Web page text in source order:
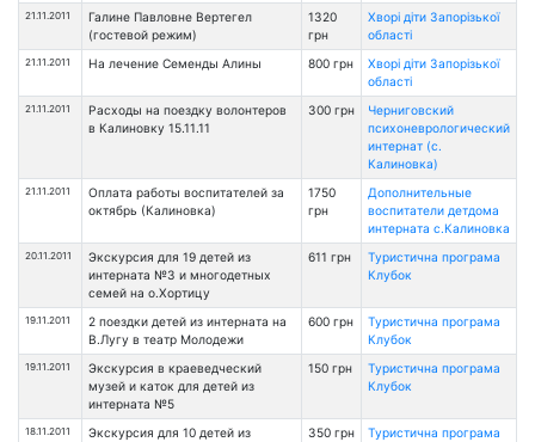
21.11.2011
Галине Павловне Вертегел
(гостевой режим)
1320
грн
Хворі діти Запорізької
області
21.11.2011 На лечение Семенды Алины 800 грн
Хворі діти Запорізької
області
21.11.2011
Расходы на поездку волонтеров
в Калиновку 15.11.11
300 грн
Черниговский
психоневрологический
интернат (с.
Калиновка)
21.11.2011
Оплата работы воспитателей за
октябрь (Калиновка)
1750
грн
Дополнительные
воспитатели детдома
интерната с.Калиновка
20.11.2011
Экскурсия для 19 детей из
интерната №3 и многодетных
семей на о.Хортицу
611 грн
Туристична програма
Клубок
19.11.2011
2 поездки детей из интерната на
В.Лугу в театр Молодежи
600 грн
Туристична програма
Клубок
19.11.2011
Экскурсия в краеведческий
музей и каток для детей из
интерната №5
150 грн
Туристична програма
Клубок
18.11.2011
Экскурсия для 10 детей из
350 грн
Туристична програма